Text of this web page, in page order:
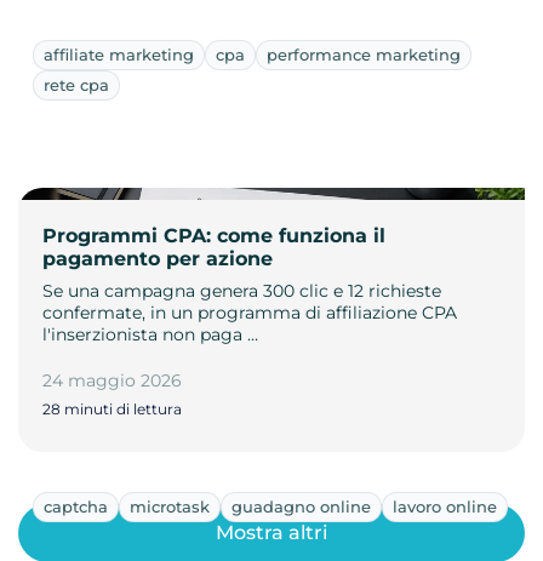
affiliate marketing cpa
performance marketing
rete cpa
Programmi CPA: come funziona il
pagamento per azione
Se una campagna genera 300 clic e 12 richieste
confermate, in un programma di affiliazione CPA
l'inserzionista non paga …
24 maggio 2026
28 minuti di lettura
captcha microtask guadagno online lavoro online
Mostra altri